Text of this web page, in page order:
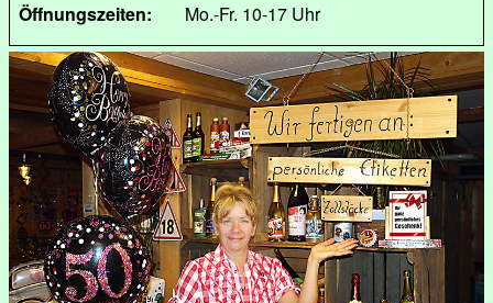
Öffnungszeiten:
Mo.-Fr. 10-17 Uhr